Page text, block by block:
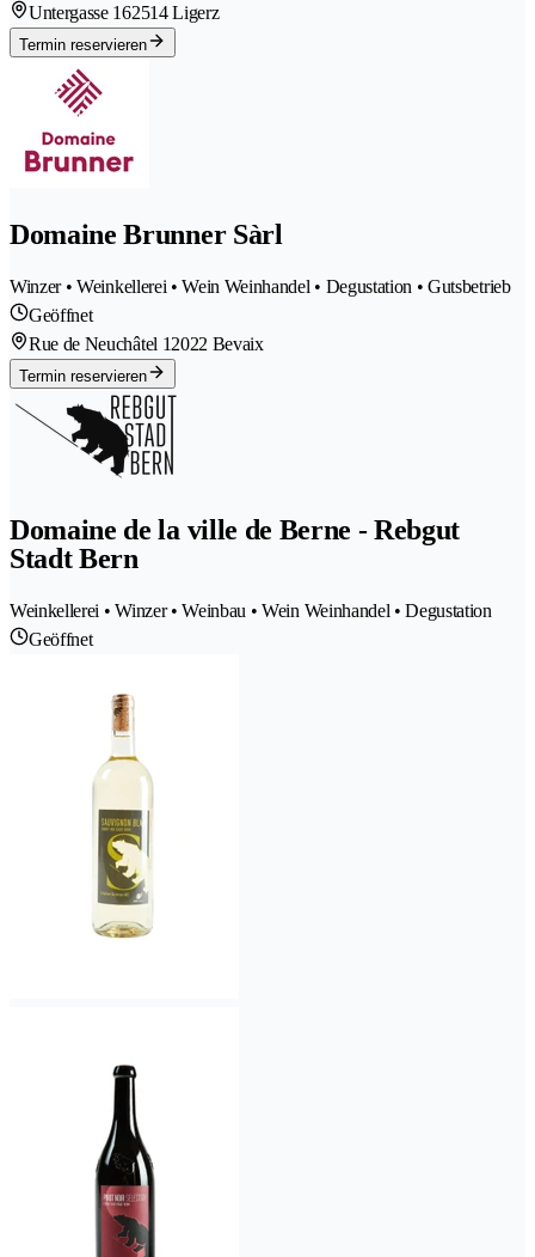
Untergasse 162514 Ligerz
Termin reservieren
Domaine Brunner Sàrl
Winzer • Weinkellerei • Wein Weinhandel • Degustation • Gutsbetrieb
Geöffnet
Rue de Neuchâtel 12022 Bevaix
Termin reservieren
Domaine de la ville de Berne - Rebgut
Stadt Bern
Weinkellerei • Winzer • Weinbau • Wein Weinhandel • Degustation
Geöffnet